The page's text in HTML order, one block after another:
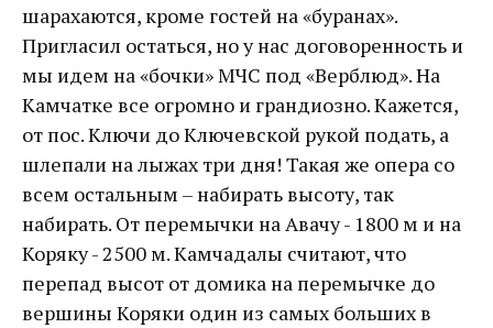
шарахаются, кроме гостей на «буранах».
Пригласил остаться, но у нас договоренность и
мы идем на «бочки» МЧС под «Верблюд». На
Камчатке все огромно и грандиозно. Кажется,
от пос. Ключи до Ключевской рукой подать, а
шлепали на лыжах три дня! Такая же опера со
всем остальным – набирать высоту, так
набирать. От перемычки на Авачу - 1800 м и на
Коряку - 2500 м. Камчадалы считают, что
перепад высот от домика на перемычке до
вершины Коряки один из самых больших в